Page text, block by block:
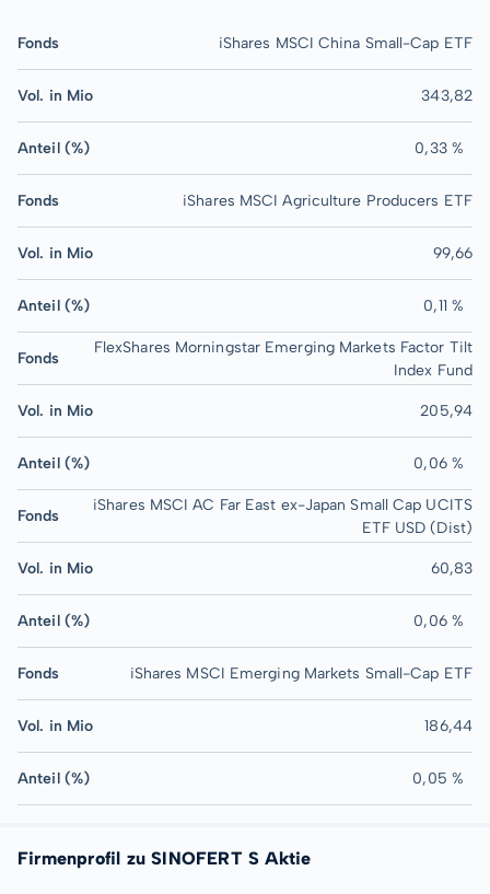
Fonds iShares MSCI China Small-Cap ETF
Vol. in Mio 343,82
Anteil (%) 0,33 %
Fonds iShares MSCI Agriculture Producers ETF
Vol. in Mio 99,66
Anteil (%) 0,11 %
Fonds
FlexShares Morningstar Emerging Markets Factor Tilt
Index Fund
Vol. in Mio 205,94
Anteil (%) 0,06 %
Fonds
iShares MSCI AC Far East ex-Japan Small Cap UCITS
ETF USD (Dist)
Vol. in Mio 60,83
Anteil (%) 0,06 %
Fonds iShares MSCI Emerging Markets Small-Cap ETF
Vol. in Mio 186,44
Anteil (%) 0,05 %
Firmenprofil zu SINOFERT S Aktie